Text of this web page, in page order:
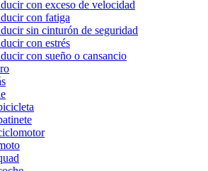
con exceso de velocidad
con fatiga
sin cinturón de seguridad
con estrés
con sueño o cansancio